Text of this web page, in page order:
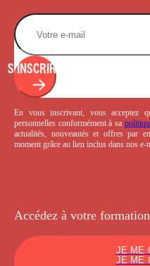
S'INSCRIRE
En vous inscrivant, vous acceptez
personnelles conformément à sa
actualités, nouveautés et offres par
moment grâce au lien inclus dans nos e-
Accédez à votre
JE ME
JE ME